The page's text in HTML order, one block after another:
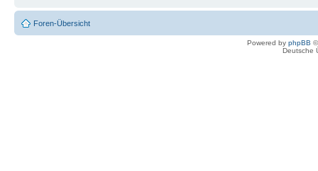
Foren-Übersicht
Powered by phpBB
Deutsche